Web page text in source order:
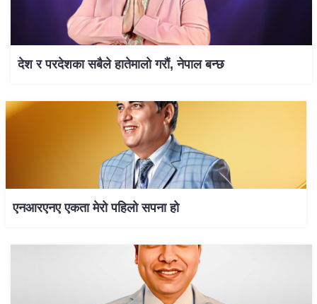
देश र परदेशका सबैले हातेमालो गरौं, नेपाल बन्छ
एनआरएनए एकता मेरो पहिलो सपना हो